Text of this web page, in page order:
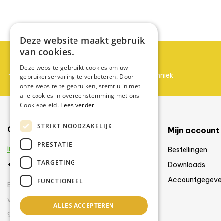
Partner worden?
Neem contact op met Swiss Zontechniek
Contact
info@swisszontechniek.nl
+31 6 30 57 35 28
Bereikbaar tijdens kantooruren
van maandag t/m vrijdag
9.00 uur – 16.00 uur
Mijn account
Bestellingen
Downloads
Deze website maakt gebruik
van cookies.
Deze website gebruikt cookies om uw
gebruikerservaring te verbeteren. Door
onze website te gebruiken, stemt u in met
alle cookies in overeenstemming met ons
Cookiebeleid. Lees verder
STRIKT NOODZAKELIJK
PRESTATIE
TARGETING
FUNCTIONEEL
ALLES ACCEPTEREN